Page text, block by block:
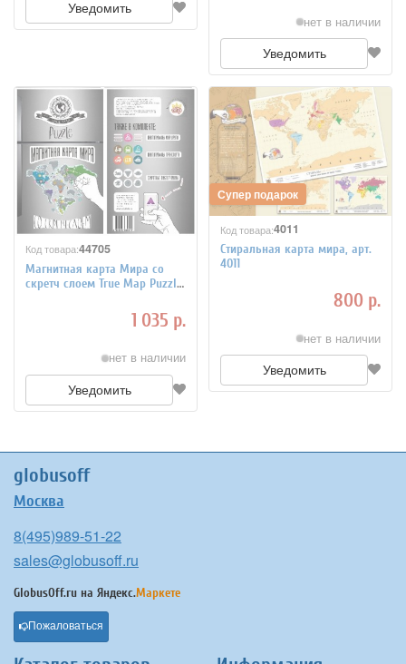
Уведомить
нет в наличии
Уведомить
Код товара:44705
Магнитная карта Мира со
скретч слоем True Map Puzzle
1 035 р.
нет в наличии
Уведомить
Код товара:4011
Стиральная карта мира, арт.
4011
800 р.
нет в наличии
Уведомить
globusoff
Москва
8(495)989-51-22
sales@globusoff.ru
GlobusOff.ru на Яндекс.Маркете
Пожаловаться